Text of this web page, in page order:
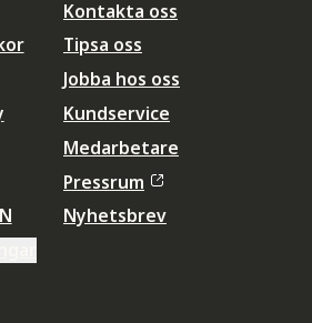
Kontakta oss
Tipsa oss
Jobba hos oss
Kundservice
Medarbetare
Pressrum
Nyhetsbrev